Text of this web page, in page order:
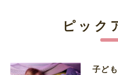
ピック
子ど